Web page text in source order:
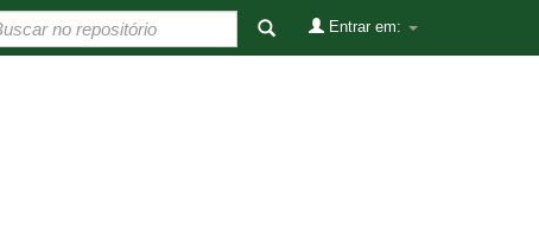
Entrar em: